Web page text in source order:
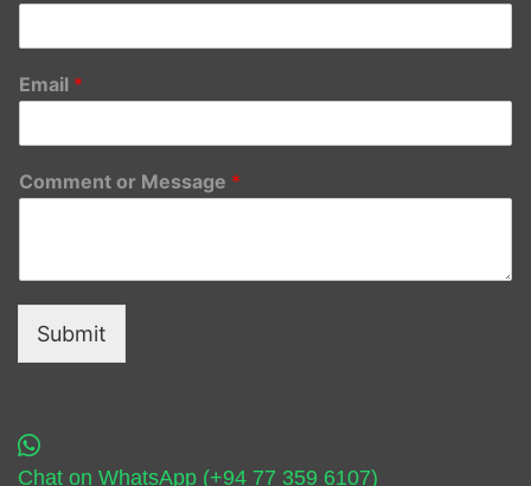
Email *
Comment or Message *
Submit
Chat on WhatsApp (+94 77 359 6107)